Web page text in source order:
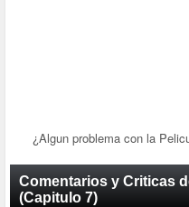
¿Algun problema con la
Comentarios y Criticas
(Capitulo 7)